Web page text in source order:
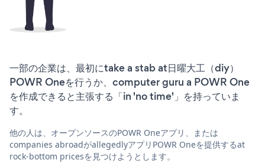
一部の企業は、最初にtake a stab at日曜大工（diy）
POWR Oneを行うか、computer guru a POWR One
を作成できると主張する「in 'no time'」を持っていま
す。
他の人は、オープンソースのPOWR Oneアプリ、または
companies abroadがallegedlyアプリPOWR Oneを提供するat
rock-bottom pricesを見つけようとします。